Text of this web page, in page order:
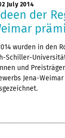
July 2014
der
wurden in den
Schiller-
und
Jena-Weimar